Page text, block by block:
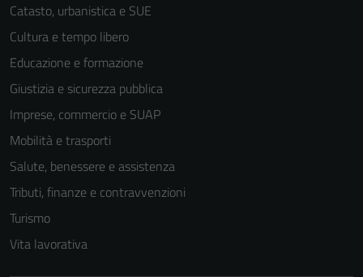
Catasto, urbanistica e SUE
Cultura e tempo libero
Educazione e formazione
Giustizia e sicurezza pubblica
Imprese, commercio e SUAP
Mobilità e trasporti
Salute, benessere e assistenza
Tributi, finanze e contravvenzioni
Turismo
Vita lavorativa